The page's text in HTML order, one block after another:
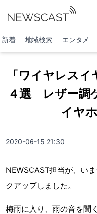
新着 地域検索 エンタメ
「ワイヤレス
４選 レザー調
イヤ
2020-06-15 21:30
NEWSCAST担当が、い
クアップしました。
梅雨に入り、雨の音を聞